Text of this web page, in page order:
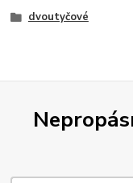
dvoutyčové